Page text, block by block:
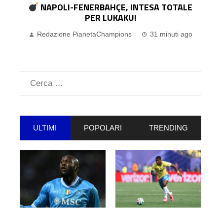
IL REAL MADRID HA DECISO: ENDRICK
RESTA! SFUMANO GLI INTERESSI DELLA SERIE
Ricerca
ULTIMI POPOLARI TRENDING